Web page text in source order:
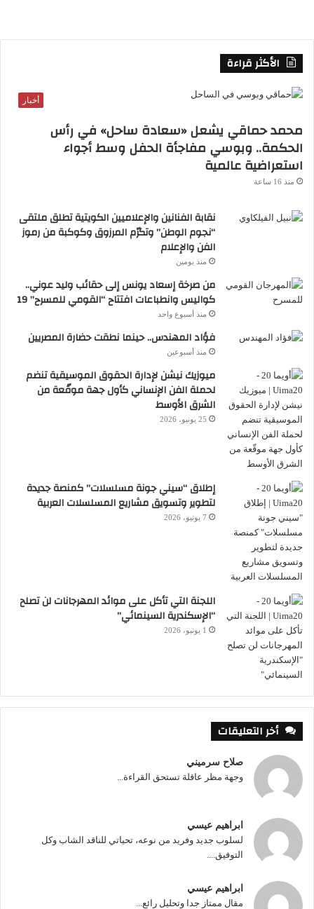
الأكثر قراءة
أخبار
محمد حماقي يشعل «سعادة ساحل» في رأس
الحكمة.. وبوسي مفاجأة الحفل وسط أجواء
استعراضية عالمية
منذ 16 ساعة
نقابة الفنانين والإعلاميين الكويتية تطلق ملتقى
“نجوم الوطن” وتكرّم المرزوق وكوكبة من رموز
الفن والإعلام
منذ يومين
من صرخة إسعاد يونس إلى حقائب وليد عوني..
كواليس وانطباعات افتتاح “القومي للمسرح” 19
منذ أسبوع واحد
فؤاد المهندس.. حينما نطقت حضارة المصريين
منذ أسبوعين
ميوزيك نيشن لإدارة الحقوق الموسيقية تنضم
لحملة الفن الإنساني كأول جهة موقّعة من
الشرق الأوسط
25 يونيو، 2026
إطلاق “سيني جونة مسلسلات” كمنصة جديدة
لتطوير وتسويق مشاريع المسلسلات العربية
7 يونيو، 2026
اللجنة التي تأكل على موائد المهرجانات لن تصلح
“الإسكندرية السينمائي”
1 يونيو، 2026
أخر التعليقات
صلاح سرميني
وجهة مظر عاقلة تستحق القراءة...
ابراهيم عيسي
لسلوب جديد وفريد من نوعه، تحياتي للناقد الشاب وكل
التوفيق....
ابراهيم عيسي
مقال ممتاز جدا وتحليل رائع...